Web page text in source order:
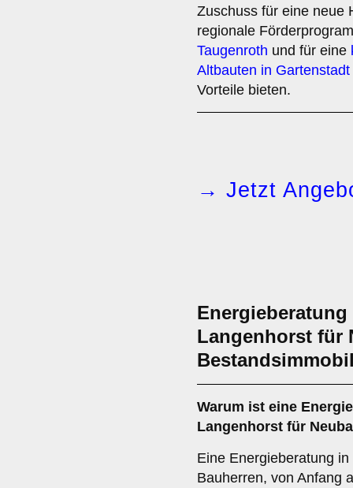
Zuschuss für eine neue
regionale
Taugenroth und für eine
Altbauten in Gartenstadt
Vorteile bieten.
→ Jetzt
Langenhorst für
Warum ist eine
Langenhorst für
Eine Energieberatung
Bauherren, von Anfang